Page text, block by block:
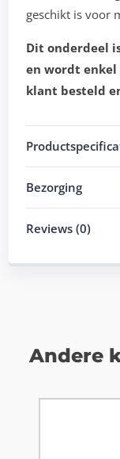
geschikt is voor
Dit onderdeel
en wordt enkel
klant besteld
Bezorging
Reviews (0)
Andere